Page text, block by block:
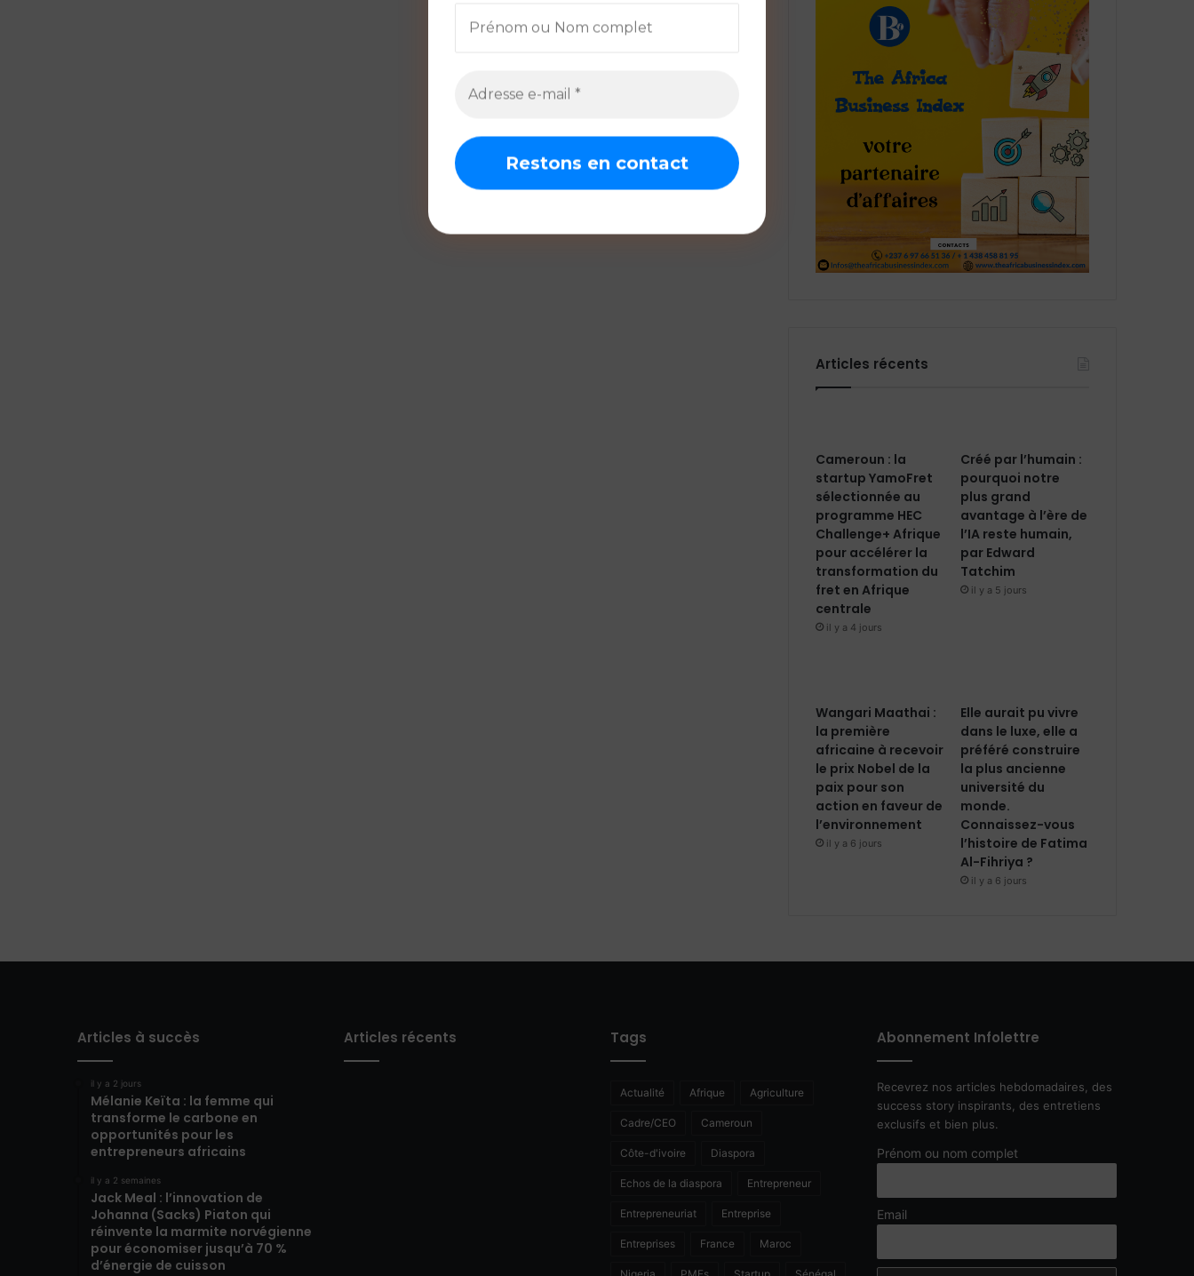
Articles récents
Cameroun : la
startup YamoFret
sélectionnée au
programme HEC
Challenge+ Afrique
pour accélérer la
transformation du
fret en Afrique
centrale
il y a 4 jours
Créé par l’humain :
pourquoi notre
plus grand
avantage à l’ère de
l’IA reste humain,
par Edward
Tatchim
il y a 5 jours
Wangari Maathai :
la première
africaine à recevoir
le prix Nobel de la
paix pour son
action en faveur de
l’environnement
il y a 6 jours
Elle aurait pu vivre
dans le luxe, elle a
préféré construire
la plus ancienne
université du
monde.
Connaissez-vous
l’histoire de Fatima
Al-Fihriya ?
il y a 6 jours
Articles à succès
il y a 2 jours
Mélanie Keïta : la femme qui
transforme le carbone en
opportunités pour les
entrepreneurs africains
il y a 2 semaines
Jack Meal : l’innovation de
Johanna (Sacks) Piaton qui
réinvente la marmite norvégienne
pour économiser jusqu’à 70 %
d’énergie de cuisson
Articles récents Tags
Actualité Afrique Agriculture
Cadre/CEO Cameroun
Côte-d'ivoire Diaspora
Echos de la diaspora Entrepreneur
Entrepreneuriat Entreprise
Entreprises France Maroc
Abonnement Infolettre
Recevrez nos articles hebdomadaires, des
success story inspirants, des entretiens
exclusifs et bien plus.
Prénom ou nom complet
Email